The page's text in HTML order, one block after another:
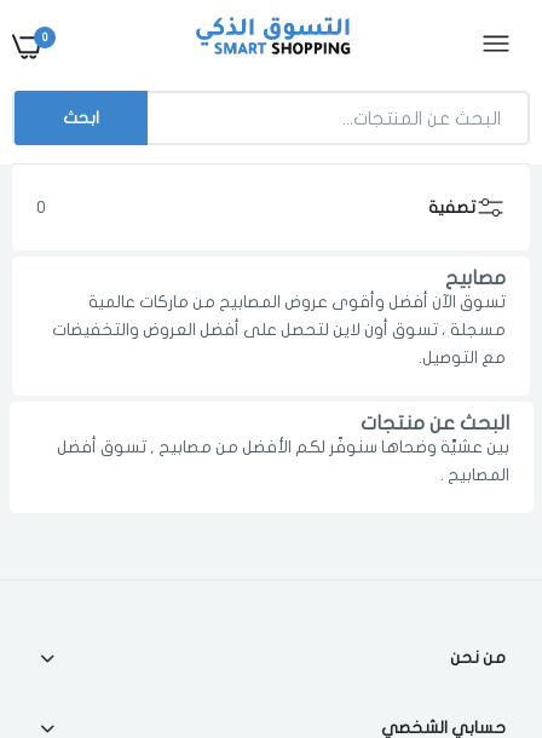
0
ابحث
تصفية 0
مصابيح
تسوق الآن أفضل وأقوى عروض المصابيح من ماركات عالمية
مسجلة ، تسوق أون لاين لتحصل على أفضل العروض والتخفيضات
مع التوصيل.
البحث عن منتجات
بين عشيَّة وضحاها سنوفّر لكم الأفضل من مصابيح , تسوق أفضل
المصابيح .
من نحن
حسابي الشخصي
الدخول تسجيل
تذكرنى
اختر المدينة